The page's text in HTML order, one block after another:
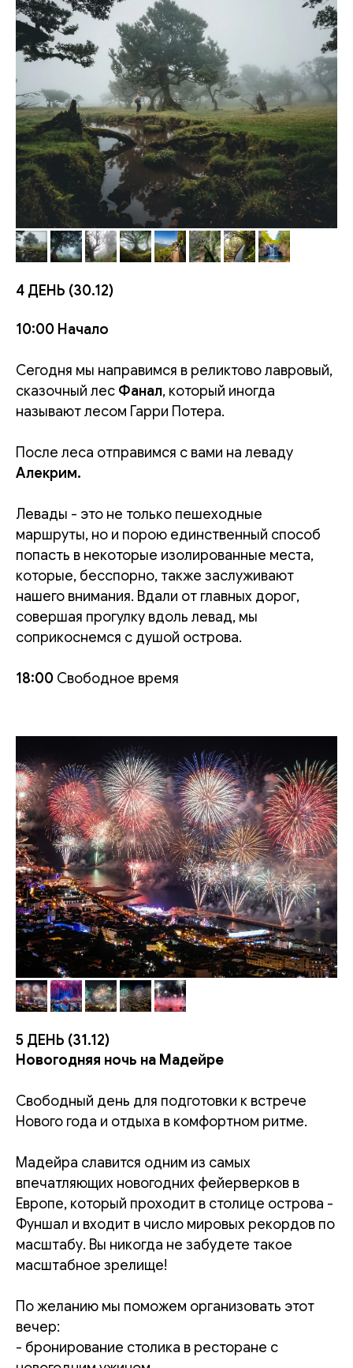
4 ДЕНЬ (30.12)
10:00 Начало
Сегодня мы направимся в реликтово лавровый,
сказочный лес Фанал, который иногда
называют лесом Гарри Потера.
После леса отправимся с вами на леваду
Алекрим.
Левады - это не только пешеходные
маршруты, но и порою единственный способ
попасть в некоторые изолированные места,
которые, бесспорно, также заслуживают
нашего внимания. Вдали от главных дорог,
совершая прогулку вдоль левад, мы
соприкоснемся с душой острова.
18:00 Свободное время
5 ДЕНЬ (31.12)
Новогодняя ночь на Мадейре
Свободный день для подготовки к встрече
Нового года и отдыха в комфортном ритме.
Мадейра славится одним из самых
впечатляющих новогодних фейерверков в
Европе, который проходит в столице острова -
Фуншал и входит в число мировых рекордов по
масштабу. Вы никогда не забудете такое
масштабное зрелище!
По желанию мы поможем организовать этот
вечер:
- бронирование столика в ресторане с